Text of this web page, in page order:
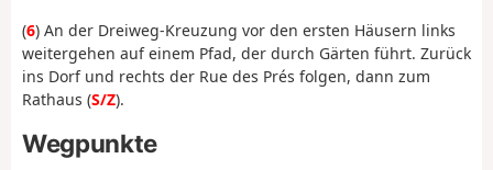
(6) An der Dreiweg-Kreuzung vor den ersten Häusern links
weitergehen auf einem Pfad, der durch Gärten führt. Zurück
ins Dorf und rechts der Rue des Prés folgen, dann zum
Rathaus (S/Z).
Wegpunkte